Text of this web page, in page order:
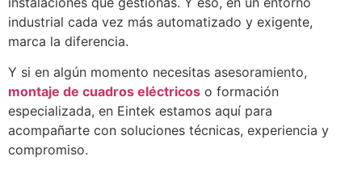
industrial cada vez más automatizado y exigente,
marca la diferencia.
Y si en algún momento necesitas asesoramiento,
montaje de cuadros eléctricos o formación
especializada, en Eintek estamos aquí para
acompañarte con soluciones técnicas, experiencia y
compromiso.